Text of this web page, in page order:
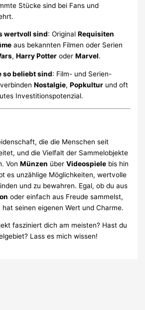
Stücke sind bei Fans und
wertvoll sind: OriginalRequisiten
aus bekannten Filmen oder Serien
,Harry Potter oderMarvel.
so beliebt sind: Film- und Serien-
Nostalgie,Popkultur und oft
Investitionspotenzial.
die die Menschen seit
und die Vielfalt der Sammelobjekte
VonMünzen überVideospiele bis hin
es unzählige Möglichkeiten, wertvolle
und zu bewahren. Egal, ob du aus
oder einfach aus Freude sammelst,
seinen eigenen Wert und Charme.
fasziniert dich am meisten? Hast du
Lass es mich wissen!